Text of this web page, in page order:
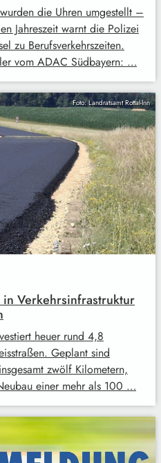
die Uhren umgestellt –
Jahreszeit warnt die Polizei
zu Berufsverkehrszeiten.
vom ADAC Südbayern: …
Foto: Landratsamt Rottal-Inn
Verkehrsinfrastruktur
heuer rund 4,8
Geplant sind
zwölf Kilometern,
einer mehr als 100 …